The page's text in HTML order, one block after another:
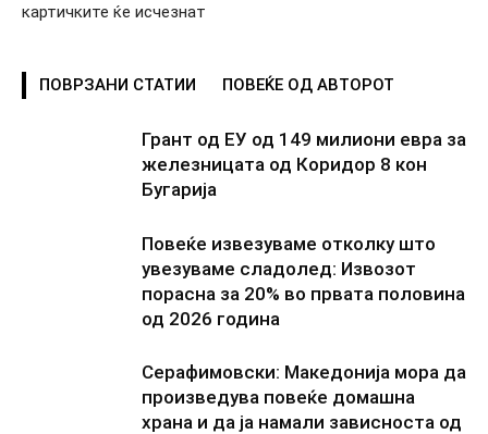
картичките ќе исчезнат
ПОВРЗАНИ СТАТИИ ПОВЕЌЕ ОД АВТОРОТ
Грант од ЕУ од 149 милиони евра за
железницата од Коридор 8 кон
Бугарија
Повеќе извезуваме отколку што
увезуваме сладолед: Извозот
порасна за 20% во првата половина
од 2026 година
Серафимовски: Македонија мора да
произведува повеќе домашна
храна и да ја намали зависноста од